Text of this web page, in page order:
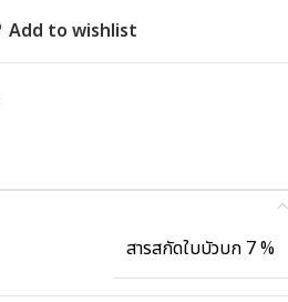
Add to wishlist
สารสกัดใบบัวบก 7 %